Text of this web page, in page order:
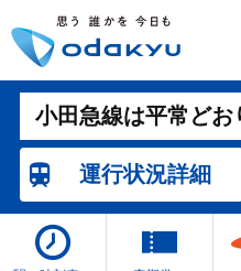
小田急線は平常どお
運行状況詳細